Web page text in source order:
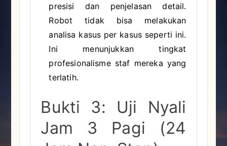
presisi dan penjelasan detail.
Robot tidak bisa melakukan
analisa kasus per kasus seperti ini.
Ini menunjukkan tingkat
profesionalisme staf mereka yang
terlatih.
Bukti 3: Uji Nyali
Jam 3 Pagi (24